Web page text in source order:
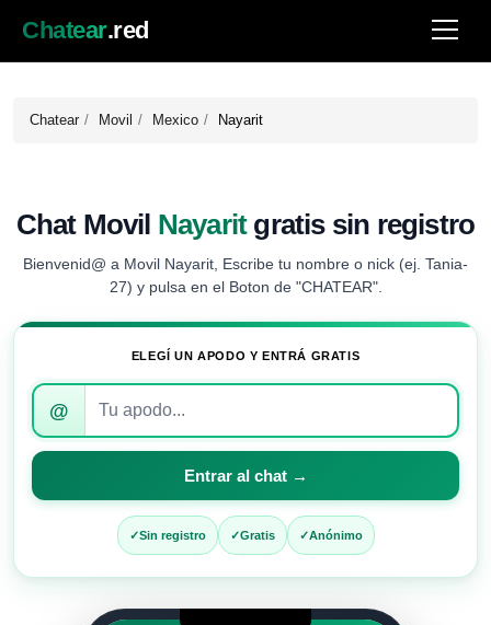
Chatear.red
Chatear Movil Mexico Nayarit
Chat Movil Nayaritgratis sin registro
Bienvenid@ a Movil Nayarit, Escribe tu nombre o nick (ej. Tania-
27) y pulsa en el Boton de "CHATEAR".
ELEGÍ UN APODO Y ENTRÁ GRATIS
Introduce
apodo
para
entrar
@
Entrar al chat →
Sin registro Gratis Anónimo